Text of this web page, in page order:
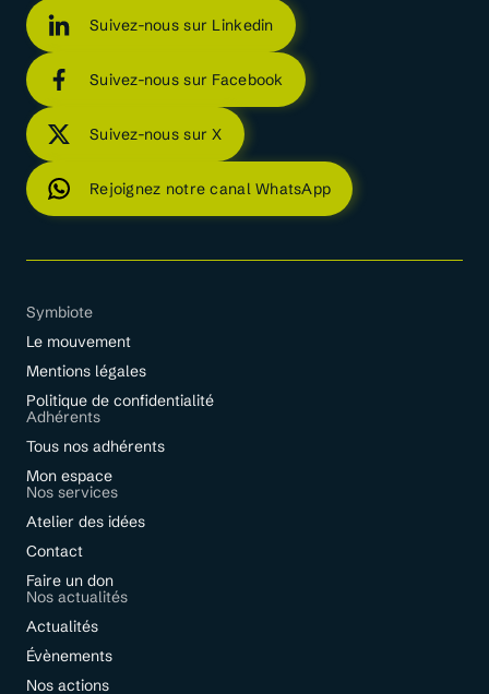
Suivez-nous sur Linkedin
Suivez-nous sur Facebook
Suivez-nous sur X
Rejoignez notre canal WhatsApp
Symbiote
Le mouvement
Mentions légales
Politique de confidentialité
Adhérents
Tous nos adhérents
Mon espace
Nos services
Atelier des idées
Contact
Faire un don
Nos actualités
Actualités
Évènements
Nos actions